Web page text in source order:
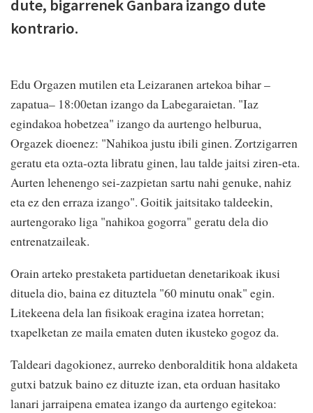
dute, bigarrenek Ganbara izango dute
kontrario.
Edu Orgazen mutilen eta Leizaranen artekoa bihar –
zapatua– 18:00etan izango da Labegaraietan. "Iaz
egindakoa hobetzea" izango da aurtengo helburua,
Orgazek dioenez: "Nahikoa justu ibili ginen. Zortzigarren
geratu eta ozta-ozta libratu ginen, lau talde jaitsi ziren-eta.
Aurten lehenengo sei-zazpietan sartu nahi genuke, nahiz
eta ez den erraza izango". Goitik jaitsitako taldeekin,
aurtengorako liga "nahikoa gogorra" geratu dela dio
entrenatzaileak.
Orain arteko prestaketa partiduetan denetarikoak ikusi
dituela dio, baina ez dituztela "60 minutu onak" egin.
Litekeena dela lan fisikoak eragina izatea horretan;
txapelketan ze maila ematen duten ikusteko gogoz da.
Taldeari dagokionez, aurreko denboralditik hona aldaketa
gutxi batzuk baino ez dituzte izan, eta orduan hasitako
lanari jarraipena ematea izango da aurtengo egitekoa: